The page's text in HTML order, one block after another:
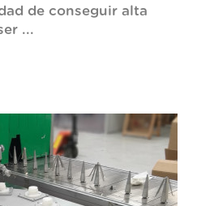
de conseguir alta
...